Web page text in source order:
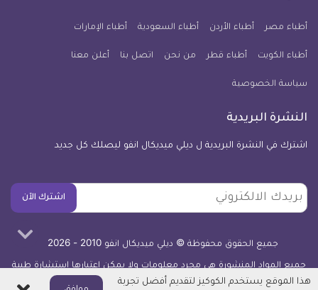
معلومة
للآيفون
أطباء مصر أطباء الأردن أطباء السعودية أطباء الإمارات
أطباء الكويت أطباء قطر من نحن اتصل بنا أعلن معنا
سياسة الخصوصية
النشرة البريدية
اشترك في النشرة البريدية ل ديلي ميديكال انفو ليصلك كل جديد
بريدك
الالكتروني
اشترك الآن
جميع الحقوق محفوظة © ديلي ميديكال انفو 2010 - 2026
جميع المواد المنشورة هي مجرد معلومات ولا يمكن اعتبارها استشارة طبية
أو توصية علاجية - اعرف المزيد
هذا الموقع يستخدم الكوكيز لتقديم أفضل تجربة اغلاق